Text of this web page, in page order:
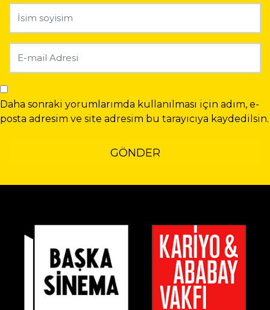
Daha sonraki yorumlarımda kullanılması için adım, e-
posta adresim ve site adresim bu tarayıcıya kaydedilsin.